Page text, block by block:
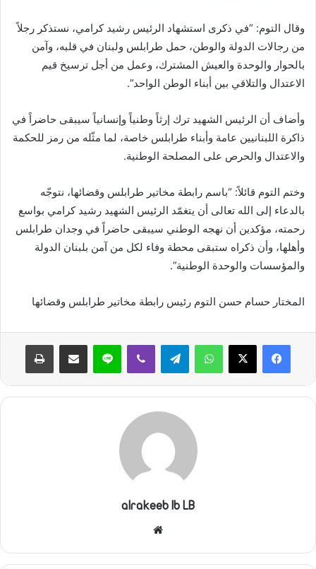
وقال التوم: “في ذكرى استشهاد الرئيس رشيد كرامي، نستذكر رجلاً
من رجالات الدولة والوطن، حمل طرابلس ولبنان في قلبه، وآمن
بالحوار والوحدة والعيش المشترك، وعمل من أجل ترسيخ قيم
الاعتدال والتلاقي بين أبناء الوطن الواحد”.
وأضاف أن الرئيس الشهيد ترك إرثاً وطنياً وإنسانياً سيبقى حاضراً في
ذاكرة اللبنانيين عامة وأبناء طرابلس خاصة، لما مثّله من رمز للحكمة
والاعتدال والحرص على المصلحة الوطنية.
وختم التوم قائلاً: “باسم رابطة مخاتير طرابلس وقضائها، نتوجّه
بالدعاء إلى الله تعالى أن يتغمّد الرئيس الشهيد رشيد كرامي بواسع
رحمته، مؤكدين أن نهجه الوطني سيبقى حاضراً في وجدان طرابلس
وأهلها، وأن ذكراه ستبقى محطة وفاء لكل من آمن بلبنان الدولة
والمؤسسات والوحدة الوطنية”.
المختار حسام حسن التوم رئيس رابطة مخاتير طرابلس وقضائها
واتساب تيلقرام ڤايبر لاين مشاركة عبر البريد طباعة
alrakeeb lb LB